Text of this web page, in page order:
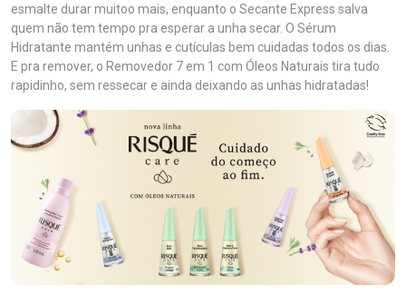
esmalte durar muitoo mais, enquanto o Secante Express salva
quem não tem tempo pra esperar a unha secar. O Sérum
Hidratante mantém unhas e cutículas bem cuidadas todos os dias.
E pra remover, o Removedor 7 em 1 com Óleos Naturais tira tudo
rapidinho, sem ressecar e ainda deixando as unhas hidratadas!